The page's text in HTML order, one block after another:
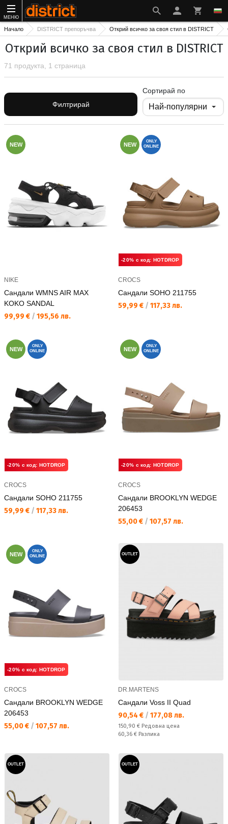
МЕНЮ
Начало DISTRICT препоръчва Открий всичко за своя стил в DISTRICT
Открий всичко за своя стил в DISTRICT
71 продукта, 1 страница
Филтрирай
Сортирай по
NEW
NIKE
Сандали WMNS AIR MAX
KOKO SANDAL
Текуща цена:
99,99 € / 195,56 лв.
NEW
ONLY
ONLINE
-20% с код: HOTDROP
CROCS
Сандали SOHO 211755
Текуща цена:
59,99 € / 117,33 лв.
NEW
ONLY
ONLINE
-20% с код: HOTDROP
CROCS
Сандали SOHO 211755
Текуща цена:
59,99 € / 117,33 лв.
NEW
ONLY
ONLINE
-20% с код: HOTDROP
CROCS
Сандали BROOKLYN WEDGE
206453
Текуща цена:
55,00 € / 107,57 лв.
NEW
ONLY
ONLINE
-20% с код: HOTDROP
CROCS
Сандали BROOKLYN WEDGE
206453
Текуща цена:
55,00 € / 107,57 лв.
OUTLET
DR.MARTENS
Сандали Voss II Quad
Текуща цена:
90,54 € / 177,08 лв.
Редовна цена:
150,90 € Редовна цена
Спестявате:
60,36 € Разлика
OUTLET OUTLET